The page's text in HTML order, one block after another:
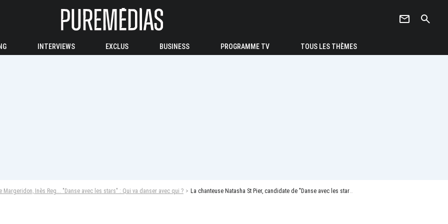
newsletter search
INTERVIEWS EXCLUS BUSINESS PROGRAMME TV TOUS LES THÈMES
Margeridon, Inès Reg... "Danse avec les stars" : Qui va danser avec qui ? La chanteuse Natasha St Pier, candidate de "Danse avec les stars" 2024 - Photo